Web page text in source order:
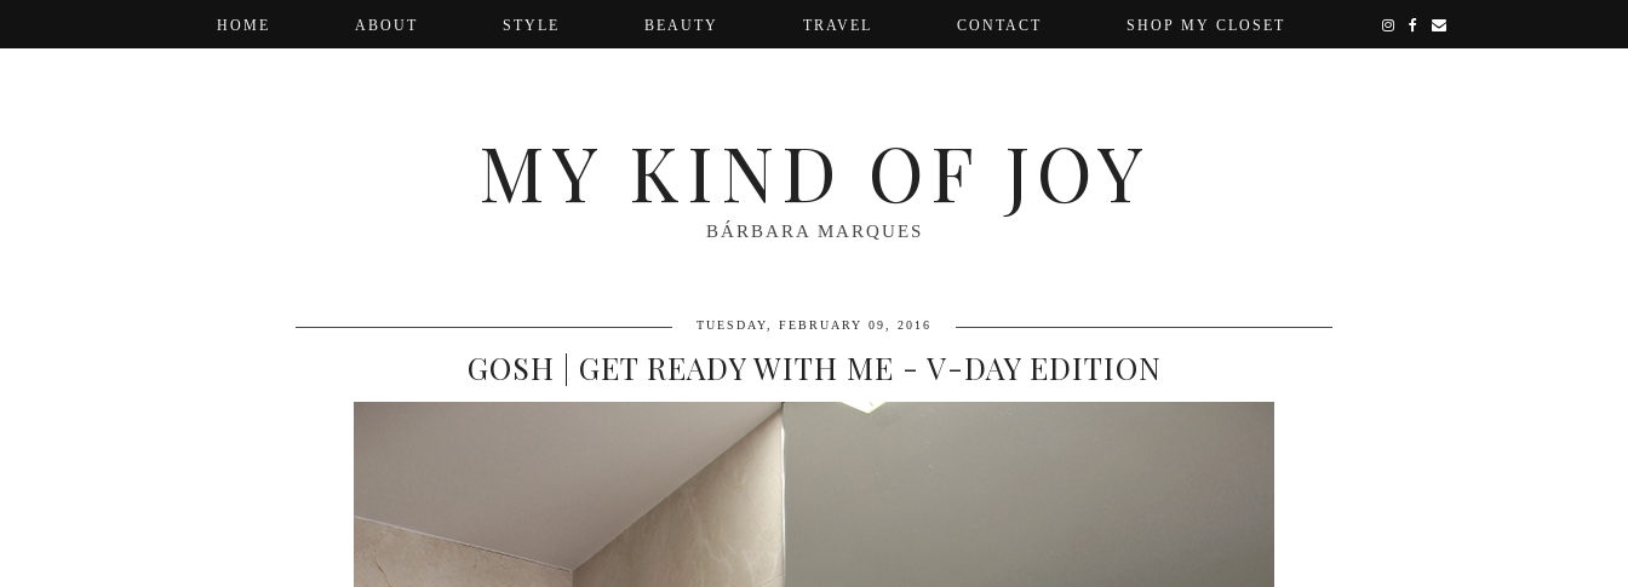
HOME ABOUT STYLE BEAUTY TRAVEL CONTACT SHOP MY CLOSET
MY KIND OF JOY
BÁRBARA MARQUES
TUESDAY, FEBRUARY 09, 2016
GOSH | GET READY WITH ME - V-DAY EDITION